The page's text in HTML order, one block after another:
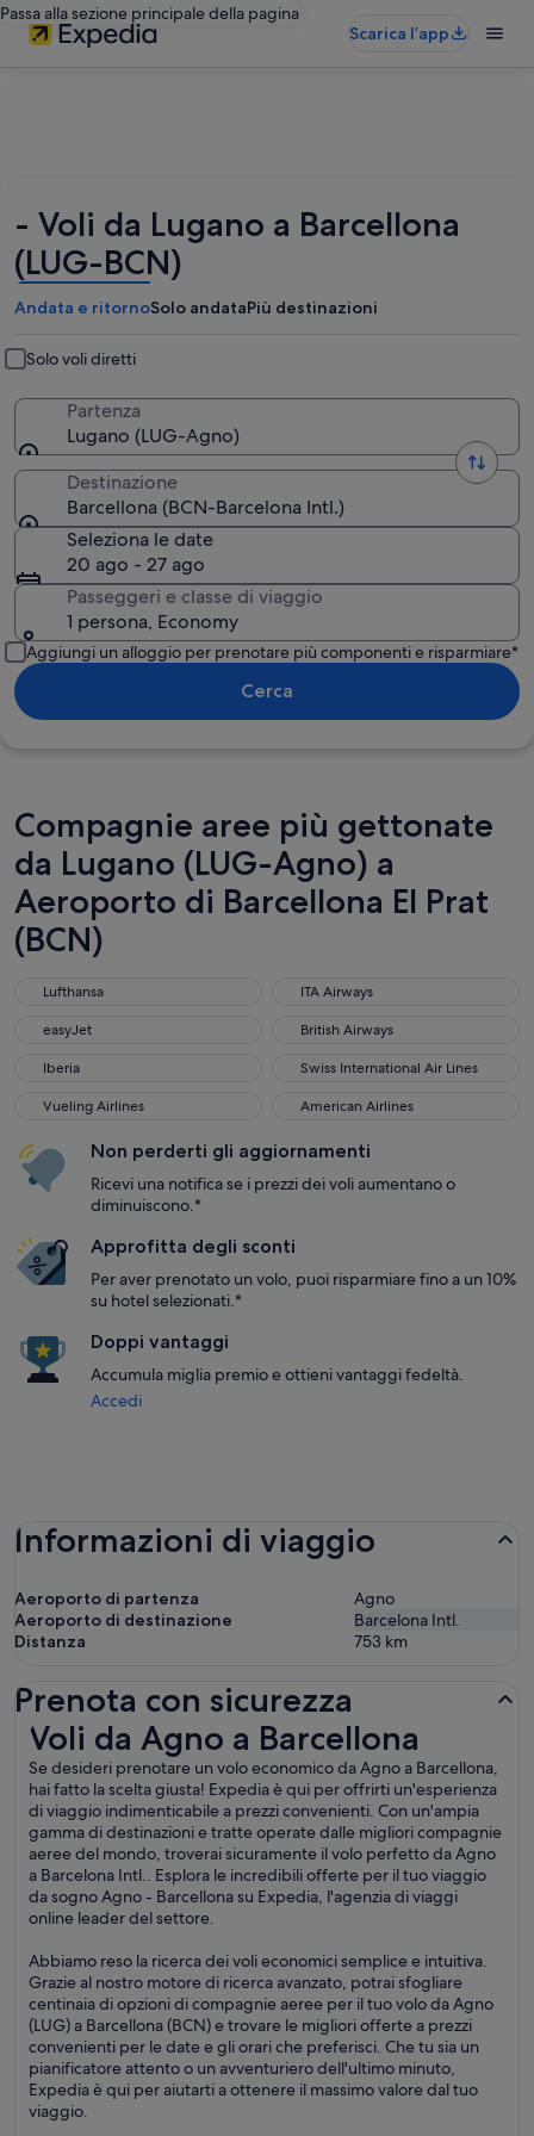
Passa alla sezione principale della pagina
Scarica l’app
- Voli da Lugano a Barcellona
(LUG-BCN)
Andata e ritornoSolo andataPiù destinazioni
Solo voli diretti
Partenza
Lugano (LUG-Agno)
Destinazione
Barcellona (BCN-Barcelona Intl.)
Seleziona le date
20 ago - 27 ago
Passeggeri e classe di viaggio
1 persona, Economy
Aggiungi un alloggio per prenotare più componenti e risparmiare*
Cerca
Compagnie aree più gettonate
da Lugano (LUG-Agno) a
Aeroporto di Barcellona El Prat
(BCN)
Lufthansa
Lufthansa ITA Airways
ITA Airways
easyJet
easyJet British Airways
British Airways
Iberia
Iberia Swiss International Air Lines
Swiss International Air Lines
Vueling Airlines
Vueling Airlines American Airlines
American Airlines
Non perderti gli aggiornamenti
Ricevi una notifica se i prezzi dei voli aumentano o
diminuiscono.*
Approfitta degli sconti
Per aver prenotato un volo, puoi risparmiare fino a un 10%
su hotel selezionati.*
Doppi vantaggi
Accumula miglia premio e ottieni vantaggi fedeltà.
Accedi
Informazioni di viaggio
Aeroporto di partenza
Agno
Aeroporto di destinazione
Barcelona Intl.
Distanza
753 km
Prenota con sicurezza
Voli da Agno a Barcellona
Se desideri prenotare un volo economico da Agno a Barcellona,
hai fatto la scelta giusta! Expedia è qui per offrirti un'esperienza
di viaggio indimenticabile a prezzi convenienti. Con un'ampia
gamma di destinazioni e tratte operate dalle migliori compagnie
aeree del mondo, troverai sicuramente il volo perfetto da Agno
a Barcelona Intl.. Esplora le incredibili offerte per il tuo viaggio
da sogno Agno - Barcellona su Expedia, l'agenzia di viaggi
online leader del settore.
Abbiamo reso la ricerca dei voli economici semplice e intuitiva.
Grazie al nostro motore di ricerca avanzato, potrai sfogliare
centinaia di opzioni di compagnie aeree per il tuo volo da Agno
(LUG) a Barcellona (BCN) e trovare le migliori offerte a prezzi
convenienti per le date e gli orari che preferisci. Che tu sia un
pianificatore attento o un avventuriero dell'ultimo minuto,
Expedia è qui per aiutarti a ottenere il massimo valore dal tuo
viaggio.
Voli da Agno a Barcellona